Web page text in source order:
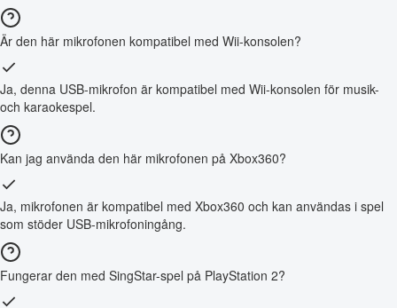
Är den här mikrofonen kompatibel med Wii-konsolen?
Ja, denna USB-mikrofon är kompatibel med Wii-konsolen för musik-
och karaokespel.
Kan jag använda den här mikrofonen på Xbox360?
Ja, mikrofonen är kompatibel med Xbox360 och kan användas i spel
som stöder USB-mikrofoningång.
Fungerar den med SingStar-spel på PlayStation 2?